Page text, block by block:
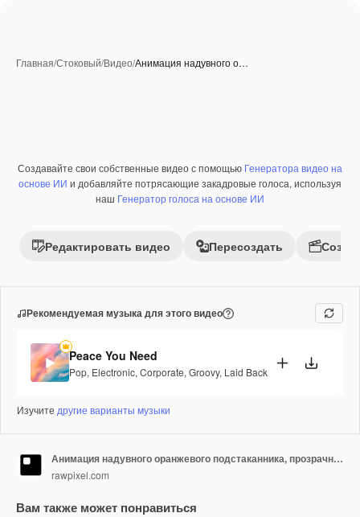
Главная/Стоковый/Видео/Анимация надувного о…
ПремиумСозданные при помощи ИИ
Создавайте свои собственные видео с помощью Генератора видео на
основе ИИ и добавляйте потрясающие закадровые голоса, используя
наш Генератор голоса на основе ИИ
Редактировать видео Пересоздать
Рекомендуемая музыка для этого видео
Peace You Need
Pop, Electronic, Corporate, Groovy, Laid Back
Изучите другие варианты музыки
Анимация надувного оранжевого подстаканника, прозрачное видео 4K, зеленый экран
rawpixel.com
Вам также может понравиться